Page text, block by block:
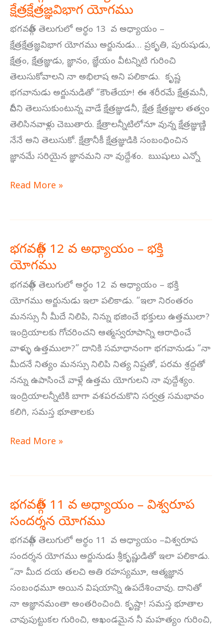
క్షేత్రక్షేత్రజ్ఞవిభాగ యోగము
భగవద్గీత తెలుగులో అర్థం 13 వ అధ్యాయం –
క్షేత్రక్షేత్రజ్ఞవిభాగ యోగము అర్జునుడు… ప్రకృతి, పురుషుడు,
క్షేత్రం, క్షేత్రజ్ఞుడు, జ్ఞానం, జ్ఞేయం వీటన్నిటి గురించి
తెలుసుకోవాలని నా అభిలాష అని పలికాడు. కృష్ణ
భగవానుడు అర్జునుడితో “కౌంతేయా! ఈ శరీరమే క్షేత్రమనీ,
దీనిని తెలుసుకుంటున్న వాడే క్షేత్రజ్ఞుడనీ, క్షేత్ర క్షేత్రజ్ఞుల తత్వం
తెలిసినవాళ్లు చెబుతారు. క్షేత్రాలన్నీటిలోనూ వున్న క్షేత్రజ్ఞుణ్ణి
నేనే అని తెలుసుకో. క్షేత్రానీకీ క్షేత్రజ్ఞుడికి సంబంధించిన
జ్ఞానమే సరియైన జ్ఞానమని నా వుద్దేశం. ఋషులు ఎన్నో
13
వ
అధ్యాయం
–
క్షేత్రక్షేత్రజ్ఞవిభాగ
యోగము
Read More »
భగవద్గీత 12 వ అధ్యాయం – భక్తి
యోగము
భగవద్గీత తెలుగులో అర్థం 12 వ అధ్యాయం – భక్తి
యోగము అర్జునుడు ఇలా పలికాడు. “ఇలా నిరంతరం
మనస్సు నీ మీదే నిలిపి, నిన్ను భజించే భక్తులు ఉత్తములా?
ఇంద్రియాలకు గోచరించని ఆత్మస్వరూపాన్ని ఆరాధించే
వాళ్ళు ఉత్తములా?” దానికి సమాధానంగా భగవానుడు “నా
మీదనే నిత్యం మనస్సు నిలిపి నిత్య నిష్టతో, పరమ శ్రద్దతో
నన్ను ఉపాసించే వాళ్లే ఉత్తమ యోగులని నా వుద్దేశ్యం.
ఇంద్రియాలన్నీటికి బాగా వశపరచుకొని సర్వత్ర సమభావం
కలిగి, సమస్త భూతాలకు
భగవద్గీత
12
వ
అధ్యాయం
–
భక్తి
యోగము
Read More »
భగవద్గీత 11 వ అధ్యాయం – విశ్వరూప
సందర్శన యోగము
భగవద్గీత తెలుగులో అర్థం 11 వ అధ్యాయం –విశ్వరూప
సందర్శన యోగము అర్జునుడు శ్రీకృష్ణుడితో ఇలా పలికాడు.
“నా మీద దయ తలచి అతి రహస్యమూ, ఆత్మజ్ఞాన
సంబంధమూ అయిన విషయాన్ని ఉపదేశించావు. దానితో
నా అజ్ఞానమంతా అంతరించింది. కృష్ణా! సమస్త భూతాల
చావుపుట్టుకల గురించి, అఖండమైన నీ మహత్యం గురించి,
భగవద్గీత
11
వ
అధ్యాయం
–
విశ్వరూప
సందర్శన
యోగము